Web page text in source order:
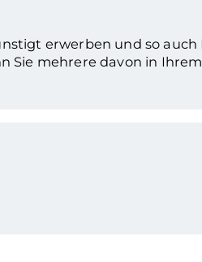
erwerben und so
Sie mehrere davon in